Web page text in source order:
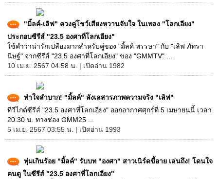
"มิ้ลค์-เลิฟ" ควงคู่โชว์เสียงหวานจับใจ ในเพลง "โลกเอียง"
ประกอบซีรีส์ "23.5 องศาที่โลกเอียง"
ใช้คำว่าน่ารักเปลืองมากสำหรับคู่ของ "มิ้ลค์ พรรษา" กับ "เลิฟ ภัทรา
นิษฐ์" จากซีรีส์ "23.5 องศาที่โลกเอียง" ของ "GMMTV" ...
10 เม.ย. 2567 04:58 น. | เปิดอ่าน 1982
ทำใจลำบาก! "มิ้ลค์" ลังเลสารภาพความจริง "เลิฟ"
ทีวีไกด์ซีรีส์ "23.5 องศาที่โลกเอียง" ออกอากาศศุกร์ที่ 5 เมษายนนี้ เวลา
20:30 น. ทางช่อง GMM25 ...
5 เม.ย. 2567 03:55 น. | เปิดอ่าน 1993
ทุ่มเกินร้อย "มิ้ลค์" รับบท "องศา" สาวเนิร์ดขี้อาย เล่นถึง! โดนใจ
คนดู ในซีรีส์ "23.5 องศาที่โลกเอียง"